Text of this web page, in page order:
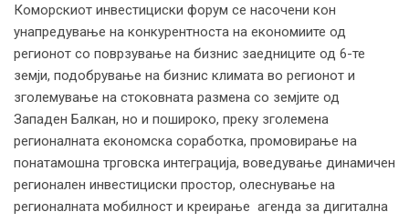
Коморскиот инвестициски форум се насочени кон
унапредување на конкурентноста на економиите од
регионот со поврзување на бизнис заедниците од 6-те
земји, подобрување на бизнис климата во регионот и
зголемување на стоковната размена со земјите од
Западен Балкан, но и пошироко, преку зголемена
регионалната економска соработка, промовирање на
понатамошна трговска интеграција, воведување динамичен
регионален инвестициски простор, олеснување на
регионалната мобилност и креирање агенда за дигитална